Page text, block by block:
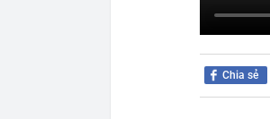
Chia sẻ